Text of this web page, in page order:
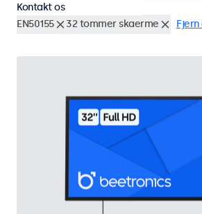
EN50155 32 tommer skaerme Fjern
Kontakt os